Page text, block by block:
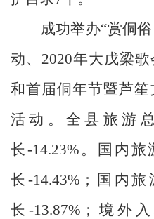
成功举办“赏侗俗
动、 2020年大戊梁
和首届侗年节暨芦
活动。全县旅游
长 -14.23% 。国内旅
长 -14.43% ；国内旅
长 -13.87% ；境外